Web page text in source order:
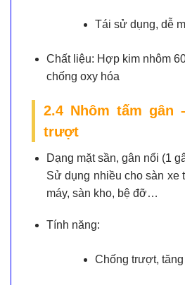
Tái sử dụng, dễ
Chất liệu: Hợp kim nhôm
chống oxy hóa
2.4 Nhôm tấm gân
trượt
Dạng mặt sần, gân nổi (1
Sử dụng nhiều cho sàn xe
máy, sàn kho, bệ đỡ…
Tính năng:
Chống trượt,